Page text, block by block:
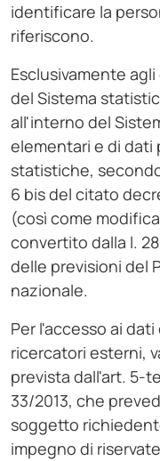
identificare la
riferiscono.
Esclusivamente
del Sistema
all'interno del
elementari e di dati
statistiche,
6 bis del citato
(così come
convertito dalla l.
delle previsioni del
nazionale.
Per l'accesso ai
ricercatori esterni,
prevista dall'art. 5-
33/2013, che
soggetto
impegno di